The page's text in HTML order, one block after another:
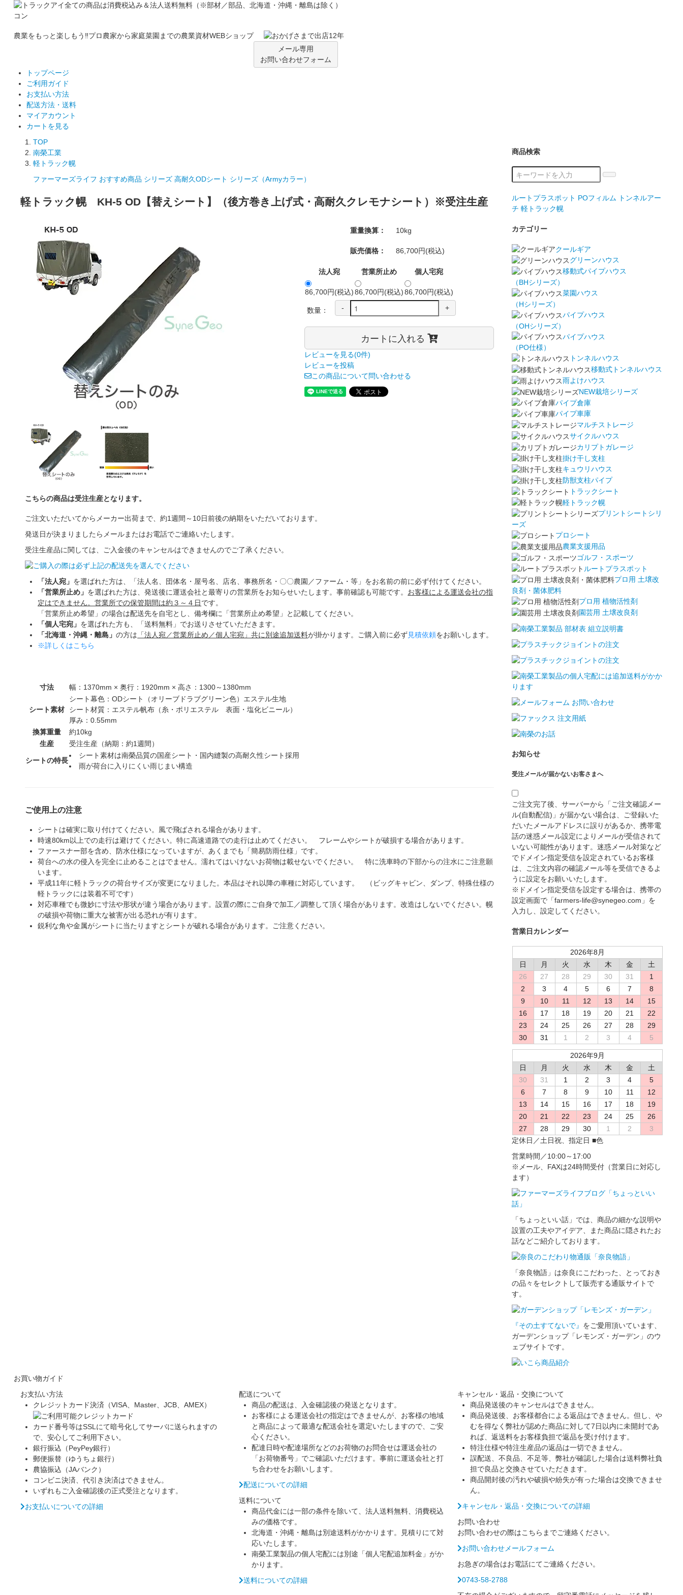
全ての商品は消費税込み＆法人送料無料（※部材／部品、北海道・沖縄・離島は除く）
農業をもっと楽しもう‼プロ農家から家庭菜園までの農業資材WEBショップ
メール専用
お問い合わせフォーム
トップページ
ご利用ガイド
お支払い方法
配送方法・送料
マイアカウント
カートを見る
TOP
南榮工業
軽トラック幌
ファーマーズライフ おすすめ商品 シリーズ 高耐久ODシート シリーズ（Armyカラー）
軽トラック幌 KH-5 OD【替えシート】（後方巻き上げ式・高耐久クレモナシート）※受注生産
重量換算： 10kg
販売価格： 86,700円(税込)
法人宛 営業所止め 個人宅宛
86,700円(税込)86,700円(税込)86,700円(税込)
数量： - +
カートに入れる
レビューを見る(0件)
レビューを投稿
この商品について問い合わせる
こちらの商品は受注生産となります。
ご注文いただいてからメーカー出荷まで、約1週間～10日前後の納期をいただいております。
発送日が決まりましたらメールまたはお電話でご連絡いたします。
受注生産品に関しては、 ご入金後のキャンセルはできませんのでご了承ください。
「法人宛」 を選ばれた方は、「法人名、団体名・屋号名、店名、事務所名・〇〇農園／ファーム・等」をお名前の前に必ず付けてください。
「営業所止め」 を選ばれた方は、発送後に運送会社と最寄りの営業所をお知らせいたします。事前確認も可能です。 お客様による運送会社の指
定はできません。営業所での保管期間は約３～４日です。
「営業所止め希望」の場合は配送先を自宅とし、備考欄に「営業所止め希望」と記載してください。
「個人宅宛」 を選ばれた方も、「送料無料」でお送りさせていただきます。
「北海道・沖縄・離島」の方は 「法人宛／営業所止め／個人宅宛」共に別途追加送料が掛かります。ご購入前に必ず見積依頼をお願いします。
※詳しくはこちら
寸法 幅：1370mm × 奥行：1920mm × 高さ：1300～1380mm
シート素材
シート幕色：ODシート（オリーブドラブグリーン色）エステル生地
シート材質：エステル帆布（糸・ポリエステル 表面・塩化ビニール）
厚み：0.55mm
換算重量
約10kg
生産
受注生産（納期：約1週間）
シートの特長
シート素材は南榮品質の国産シート・国内縫製の高耐久性シート採用
雨が荷台に入りにくい雨じまい構造
ご使用上の注意
シートは確実に取り付けてください。風で飛ばされる場合があります。
時速80km以上での走行は避けてください。特に高速道路での走行は止めてください。 フレームやシートが破損する場合があります。
ファースナー部を含め、防水仕様になっていますが、あくまでも「簡易防雨仕様」です。
荷台への水の侵入を完全に止めることはでません。濡れてはいけないお荷物は載せないでください。 特に洗車時の下部からの注水にご注意願
います。
平成11年に軽トラックの荷台サイズが変更になりました。本品はそれ以降の車種に対応しています。 （ビッグキャビン、ダンプ、特殊仕様の
軽トラックには装着不可です）
対応車種でも微妙に寸法や形状が違う場合があります。設置の際にご自身で加工／調整して頂く場合があります。改造はしないでください。幌
の破損や荷物に重大な被害が出る恐れが有ります。
鋭利な角や金属がシートに当たりますとシートが破れる場合があります。ご注意ください。
商品検索
ルートプラスポット POフィルム
トンネルアー
チ 軽トラック幌
カテゴリー
クールギア
グリーンハウス
移動式パイプハウス
（BHシリーズ）
菜園ハウス
（Hシリーズ）
パイプハウス
（OHシリーズ）
パイプハウス
（PO仕様）
トンネルハウス
移動式トンネルハウス
雨よけハウス
NEW栽培シリーズ
パイプ倉庫
パイプ車庫
マルチストレージ
サイクルハウス
カリプトガレージ
掛け干し支柱
キュウリハウス
防獣支柱パイプ
トラックシート
軽トラック幌
プリントシートシリ
ーズ
プロシート
農業支援用品
ゴルフ・スポーツ
ルートプラスポット
プロ用 土壌改
良剤・菌体肥料
プロ用 植物活性剤
園芸用 土壌改良剤
お知らせ
受注メールが届かないお客さまへ
ご注文完了後、サーバーから「ご注文確認メー
ル(自動配信)」が届かない場合は、ご登録いた
だいたメールアドレスに誤りがあるか、携帯電
話の迷惑メール設定によりメールが受信されて
いない可能性があります。迷惑メール対策など
でドメイン指定受信を設定されているお客様
は、ご注文内容の確認メール等を受信できるよ
うに設定をお願いいたします。
※ドメイン指定受信を設定する場合は、携帯の
設定画面で「farmers-life@synegeo.com」を
入力し、設定してください。
営業日カレンダー
2026年8月
日
月 火 水 木 金
土
26
27 28 29 30 31
1
2
3 4 5 6 7
8
9
10 11 12 13 14
15
16
17 18 19 20 21
22
23
24 25 26 27 28
29
30
31 1 2 3 4 5
2026年9月
日
月 火 水 木 金
土
30
31 1 2 3 4
5
6
7 8 9 10 11
12
13
14 15 16 17 18
19
20
21 22 23 24 25
26
27
28 29 30 1 2
3
定休日／土日祝、指定日■色
営業時間／10:00～17:00
※メール、FAXは24時間受付（営業日に対応し
ます）
「ちょっといい話」では、商品の細かな説明や
設置の工夫やアイデア、また商品に隠されたお
話などご紹介しております。
「奈良物語」は奈良にこだわった、とっておき
の品々をセレクトして販売する通販サイトで
す。
『その土すてないで』 をご愛用頂いています、
ガーデンショップ「レモンズ・ガーデン」のウ
ェブサイトです。
お買い物ガイド
お支払い方法
クレジットカード決済（VISA、Master、JCB、AMEX）
カード番号等はSSLにて暗号化してサーバに送られますの
で、安心してご利用下さい。
銀行振込（PeyPey銀行）
郵便振替（ゆうちょ銀行）
農協振込（JAバンク）
コンビニ決済、代引き決済はできません。
いずれもご入金確認後の正式受注となります。
お支払いについての詳細
配送について
商品の配送は、入金確認後の発送となります。
お客様による運送会社の指定はできませんが、お客様の地域
と商品によって最適な配送会社を選定いたしますので、ご安
心ください。
配達日時や配達場所などのお荷物のお問合せは運送会社の
「お荷物番号」でご確認いただけます。事前に運送会社と打
ち合わせをお願いします。
配送についての詳細
送料について
商品代金には一部の条件を除いて、法人送料無料、消費税込
みの価格です。
北海道・沖縄・離島は別途送料がかかります。見積りにて対
応いたします。
南榮工業製品の個人宅配には別途「個人宅配追加料金」がか
かります。
送料についての詳細
キャンセル・返品・交換について
商品発送後のキャンセルはできません。
商品発送後、お客様都合による返品はできません。但し、や
むを得なく弊社が認めた商品に対して7日以内に未開封であ
れば、返送料をお客様負担で返品を受け付けます。
特注仕様や特注生産品の返品は一切できません。
誤配送、不良品、不足等、弊社が確認した場合は送料弊社負
担で良品と交換させていただきます。
商品開封後の汚れや破損や紛失が有った場合は交換できませ
ん。
キャンセル・返品・交換についての詳細
お問い合わせ
お問い合わせの際はこちらまでご連絡ください。
お問い合わせメールフォーム
お急ぎの場合はお電話にてご連絡ください。
0743-58-2788